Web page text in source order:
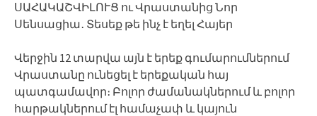
ՍԱՀԱԿԱՇՎԻԼՈՒՑ ու Վրաստանից Նոր
Սենսացիա․ Տեսեք թե ինչ է եղել Հայեր
Վերջին 12 տարվա այն է երեք գումարումներում
Վրաստանը ունեցել է երեքական հայ
պատգամավոր։ Բոլոր ժամանակներում և բոլոր
հարթակներում էլ համաչափ և կայուն